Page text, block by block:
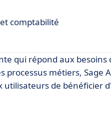
comptabilité
qui répond aux
processus métiers, Sage
de bénéficier